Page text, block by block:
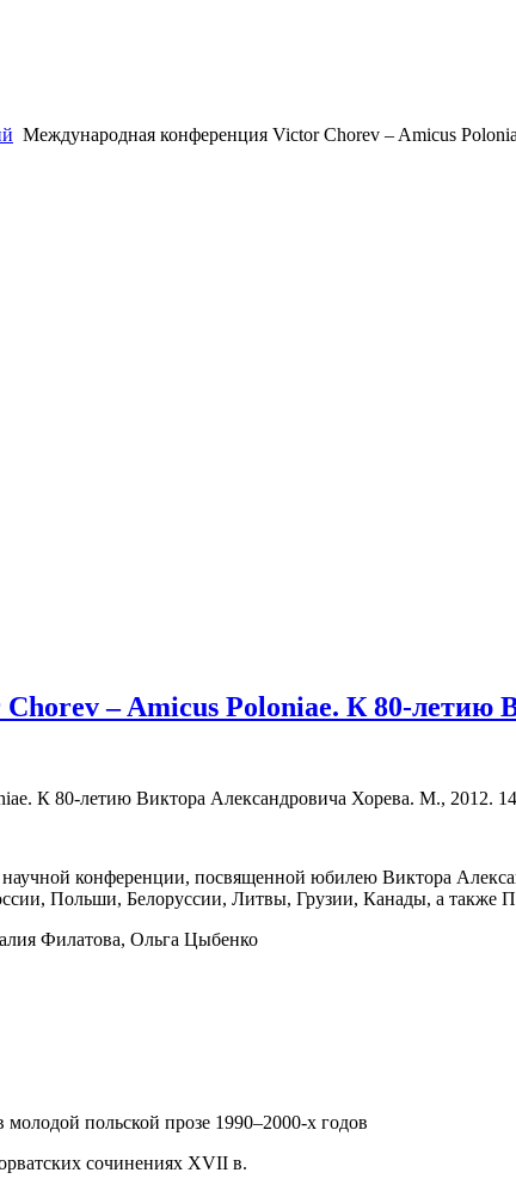
Международная конференция Victor Chorev – Amicus
– Amicus Poloniae. К 80-летию
К 80-летию Виктора Александровича Хорева. М., 2012.
конференции, посвященной юбилею Виктора
Польши, Белоруссии, Литвы, Грузии, Канады, а
Филатова, Ольга Цыбенко
польской прозе 1990–2000-х годов
сочинениях XVII в.